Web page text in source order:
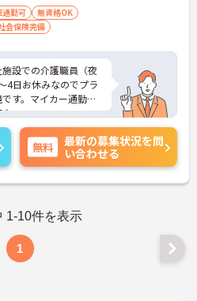
通勤可
無資格OK
会保険完備
設での介護職員（夜
4日お休みなのでプラ
す。マイカー通勤可
♪
ントをお伝えします
い。無料
最新の募集状況を問
い合わせる
1-10件を表示
1